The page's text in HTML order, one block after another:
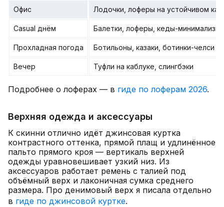
Офис Лодочки, лоферы на устойчивом
Casual днём Балетки, лоферы, кеды-минимализм
Прохладная погода Ботильоны, казаки, ботинки-челси
Вечер Туфли на каблуке, слингбэки
Подробнее о лоферах — в гиде по лоферам 2026.
Верхняя одежда и аксессуары
К скинни отлично идёт джинсовая куртка
контрастного оттенка, прямой плащ и удлинённое
пальто прямого кроя — вертикаль верхней
одежды уравновешивает узкий низ. Из
аксессуаров работает ремень с талией под
объёмный верх и лаконичная сумка среднего
размера. Про денимовый верх я писала отдельно
в гиде по джинсовой куртке.